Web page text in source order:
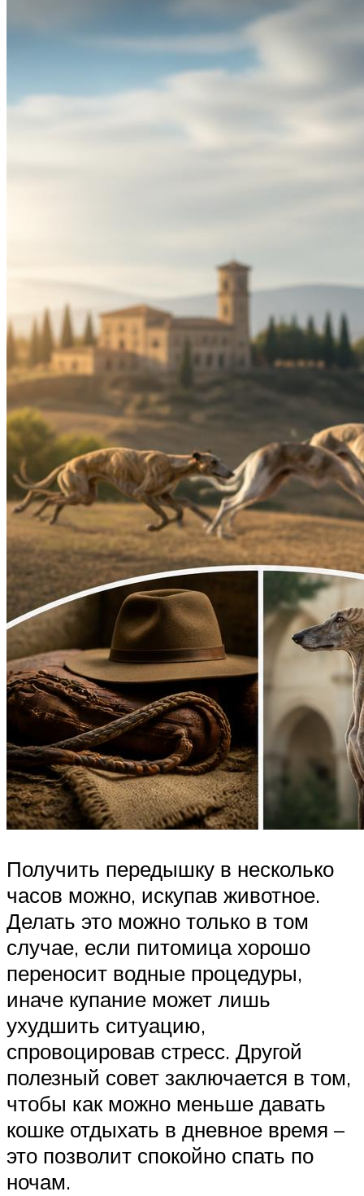
Получить передышку в несколько
часов можно, искупав животное.
Делать это можно только в том
случае, если питомица хорошо
переносит водные процедуры,
иначе купание может лишь
ухудшить ситуацию,
спровоцировав стресс. Другой
полезный совет заключается в том,
чтобы как можно меньше давать
кошке отдыхать в дневное время –
это позволит спокойно спать по
ночам.